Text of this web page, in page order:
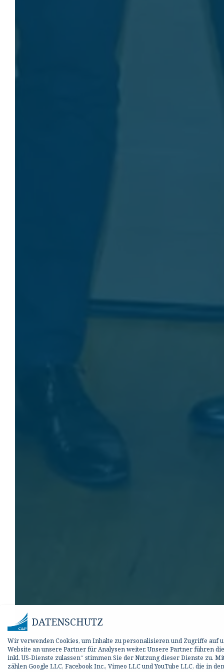
DATENSCHUTZ
Wir verwenden Cookies, um Inhalte zu personalisieren und Zugriffe
Website an unsere Partner für Analysen weiter. Unsere Partner führen
inkl. US-Dienste zulassen“ stimmen Sie der Nutzung dieser Dienste zu.
zählen Google LLC, Facebook Inc., Vimeo LLC und YouTube LLC, die in